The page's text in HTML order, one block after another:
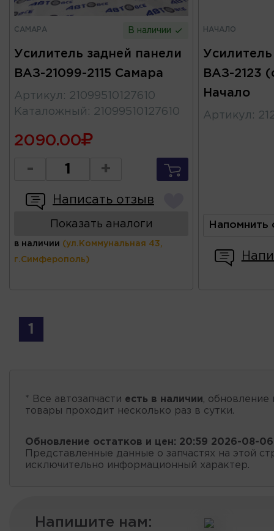
САМАРА В наличии
Усилитель задней панели
ВАЗ-21099-2115 Самара
Артикул : 21099510127610
Каталожный : 21099510127610
2090.00
- +
Написать отзыв
Показать аналоги
в наличии (ул.Коммунальная 43,
г.Симферополь)
НАЧАЛО
ВАЗ-2123
Начало
Артикул :
Напомнить
1
* Все автозапчасти есть в наличии, обновление
товары проходит несколько раз в сутки.
Обновление остатков и цен: 20:59 2026-08-06
Представленные данные о запчастях на этой
исключительно информационный характер.
Напишите нам: